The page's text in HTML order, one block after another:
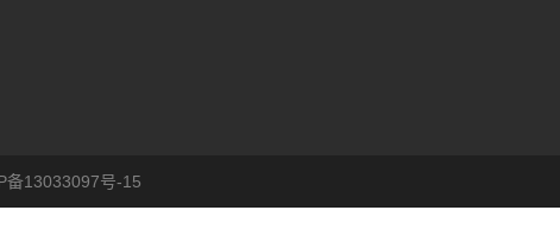
备13033097号-15